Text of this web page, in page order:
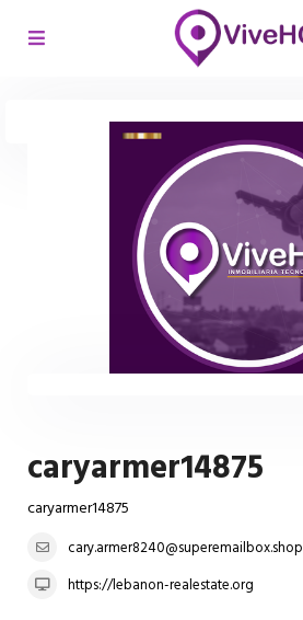
caryarmer14875
caryarmer14875
cary.armer8240@superemailbox.shop
https://lebanon-realestate.org